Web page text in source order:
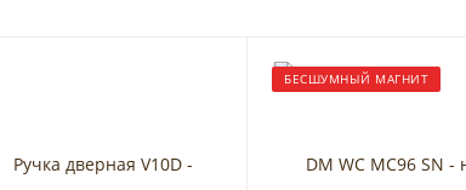
БЕСШУМНЫЙ МАГНИТ